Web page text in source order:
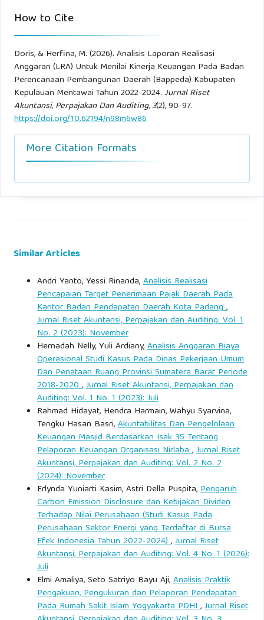
How to Cite
Doris, & Herfina, M. (2026). Analisis Laporan Realisasi
Anggaran (LRA) Untuk Menilai Kinerja Keuangan Pada Badan
Perencanaan Pembangunan Daerah (Bappeda) Kabupaten
Kepulauan Mentawai Tahun 2022-2024.Jurnal Riset
Akuntansi, Perpajakan Dan Auditing,3(2), 90-97.
https://doi.org/10.62194/n98m6w86
More Citation Formats
Similar Articles
Andri Yanto, Yessi Rinanda,Analisis Realisasi
Pencapaian Target Penerimaan Pajak Daerah Pada
Kantor Badan Pendapatan Daerah Kota Padang,
Jurnal Riset Akuntansi, Perpajakan dan Auditing: Vol. 1
No. 2 (2023): November
Hernadah Nelly, Yuli Ardiany,Analisis Anggaran Biaya
Operasional Studi Kasus Pada Dinas Pekerjaan Umum
Dan Penataan Ruang Provinsi Sumatera Barat Periode
2018-2020,Jurnal Riset Akuntansi, Perpajakan dan
Auditing: Vol. 1 No. 1 (2023): Juli
Rahmad Hidayat, Hendra Harmain, Wahyu Syarvina,
Tengku Hasan Basri,Akuntabilitas Dan Pengelolaan
Keuangan Masjid Berdasarkan Isak 35 Tentang
Pelaporan Keuangan Organisasi Nirlaba,Jurnal Riset
Akuntansi, Perpajakan dan Auditing: Vol. 2 No. 2
(2024): November
Erlynda Yuniarti Kasim, Astri Della Puspita,Pengaruh
Carbon Emission Disclosure dan Kebijakan Dividen
Terhadap Nilai Perusahaan (Studi Kasus Pada
Perusahaan Sektor Energi yang Terdaftar di Bursa
Efek Indonesia Tahun 2022-2024),Jurnal Riset
Akuntansi, Perpajakan dan Auditing: Vol. 4 No. 1 (2026):
Juli
Elmi Amaliya, Seto Satriyo Bayu Aji,Analisis Praktik
Pengakuan, Pengukuran dan Pelaporan Pendapatan
Pada Rumah Sakit Islam Yogyakarta PDHI,Jurnal Riset